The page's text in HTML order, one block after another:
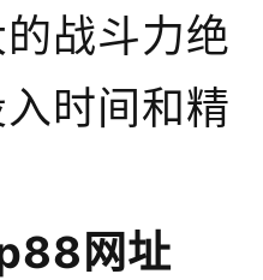
战斗力绝
时间和精
网址